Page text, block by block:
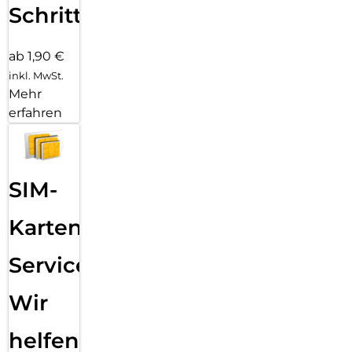
Schritten
ab 1,90 €
inkl. MwSt.
Mehr
erfahren
SIM-
Karten
Service:
Wir
helfen